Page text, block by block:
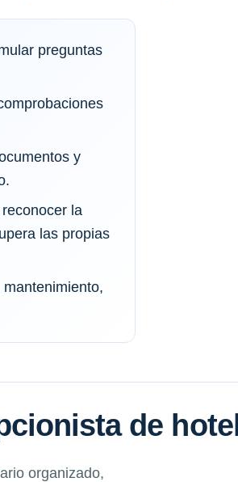
preguntas
y
la
las propias
de
organizado,